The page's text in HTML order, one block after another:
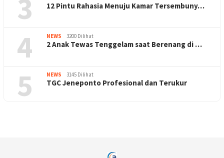
3 12 Pintu Rahasia Menuju Kamar Tersembuny…
4 NEWS 3200 Dilihat
2 Anak Tewas Tenggelam saat Berenang di …
5 NEWS 3145 Dilihat
TGC Jeneponto Profesional dan Terukur